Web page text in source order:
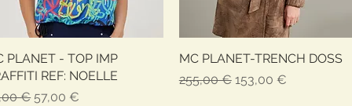
Aperçu rapide
PLANET - TOP IMP
REF: NOELLE
original
€ Prix promotionnel
57,00 €
Aperçu rapide
MC PLANET-TRENCH DOSS
Prix original
255,00 € Prix promotionnel
153,00 €